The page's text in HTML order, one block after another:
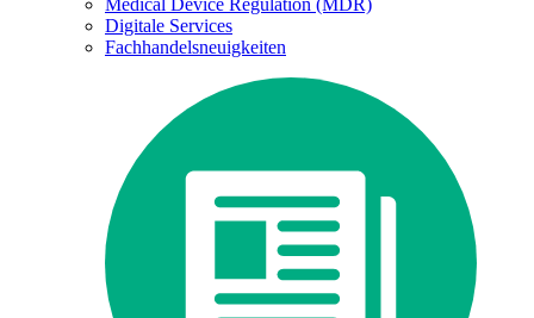
Medical Device Regulation (MDR)
Digitale Services
Fachhandelsneuigkeiten